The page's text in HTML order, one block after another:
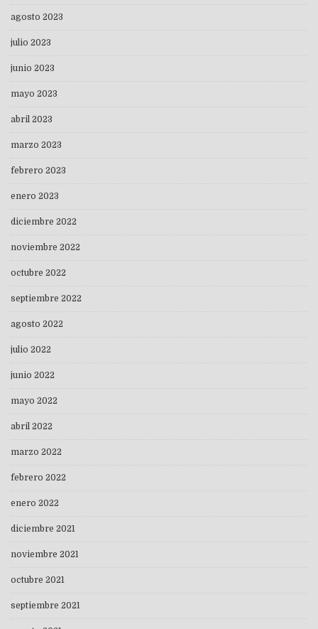
agosto 2023
julio 2023
junio 2023
mayo 2023
abril 2023
marzo 2023
febrero 2023
enero 2023
diciembre 2022
noviembre 2022
octubre 2022
septiembre 2022
agosto 2022
julio 2022
junio 2022
mayo 2022
abril 2022
marzo 2022
febrero 2022
enero 2022
diciembre 2021
noviembre 2021
octubre 2021
septiembre 2021